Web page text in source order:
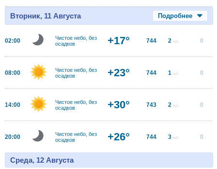
Вторник, 11 Августа Подробнее
02:00
Чистое небо, без
осадков
+17° 744 2 м/с 0
08:00
Чистое небо, без
осадков
+23° 744 1 м/с 0
14:00
Чистое небо, без
осадков
+30° 743 2 м/с 0
20:00
Чистое небо, без
осадков
+26° 744 3 м/с 0
Среда, 12 Августа